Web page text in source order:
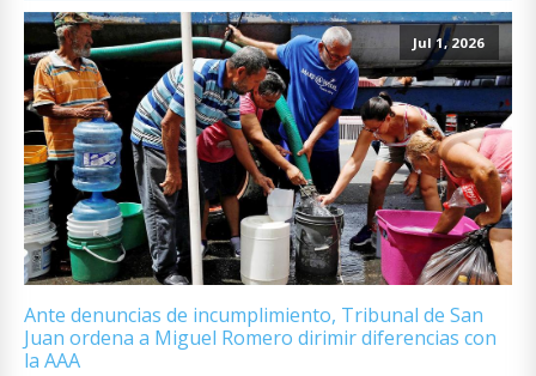
Jul 1, 2026
Ante denuncias de incumplimiento, Tribunal de San
Juan ordena a Miguel Romero dirimir diferencias con
la AAA